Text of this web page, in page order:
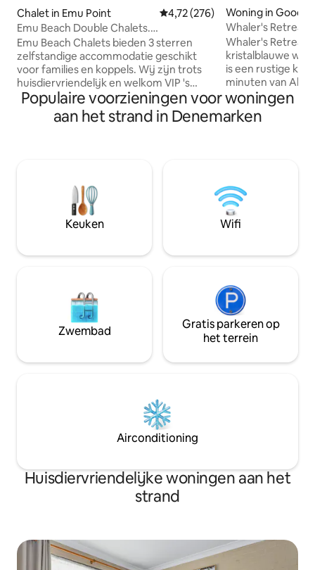
Chalet in Emu Point Gemiddelde beoordeling van
4,72 (276)
Emu Beach Double Chalets.
Huisdiervriendelijk aan zee.
Emu Beach Chalets bieden 3 sterren
zelfstandige accommodatie geschikt
voor families en koppels. Wij zijn trots
huisdiervriendelijk en welkom VIP 's
(Zeer Belangrijke Huisdieren ). Houd er
rekening mee dat als je huisdieren
meeneemt, je contact moet opnemen
voor $ 25 per nacht voor een huisdier en
$ 45 per nacht voor 2 of meer
huisdieren. Je moet geldige creditcard-
en betaalkaartgegevens verstrekken
bevestigen.
Woning in Goode
Whaler's Retreat
Whaler's Retreat
kristalblauwe
is een rustige
minuten van
ingerichte huis
met
stranden,
vogelgezang en
van langzame
ontspan terwijl
boomtoppen
Populaire voorzieningen voor woningen
aan het strand in Denemarken
Keuken Wifi
Zwembad
Gratis parkeren op
het terrein
Airconditioning
Huisdiervriendelijke woningen aan het
strand